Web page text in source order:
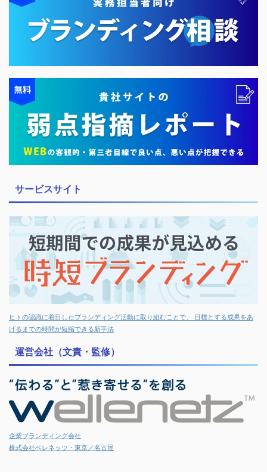
サービスサイト
ヒトの認識に着目したブランディング活動に取り組むことで、 目標とする成果をあ
げるまでの時間が短縮できる新手法
運営会社（文責・監修）
企業ブランディング会社
株式会社ベレネッツ・東京／名古屋